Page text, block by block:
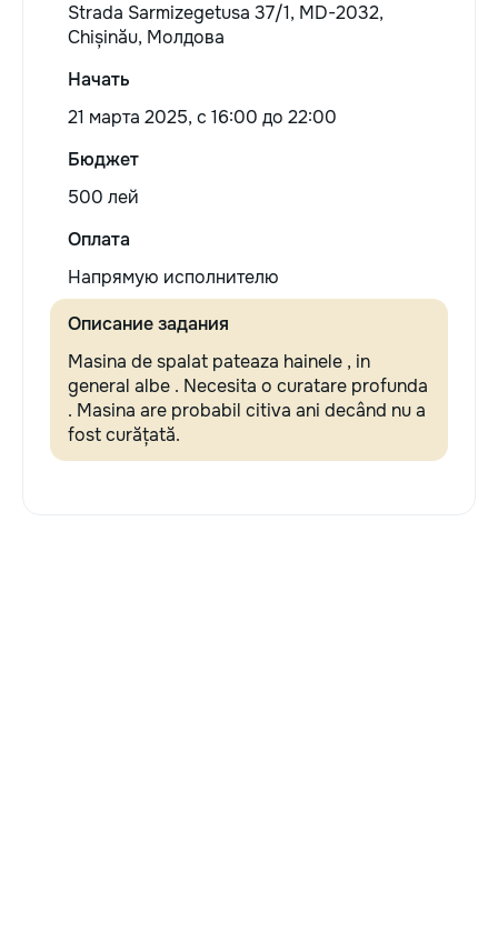
Strada Sarmizegetusa 37/1, MD-2032,
Chișinău, Молдова
Начать
21 марта 2025, c 16:00 до 22:00
Бюджет
500 лей
Оплата
Напрямую исполнителю
Описание задания
Masina de spalat pateaza hainele , in
general albe . Necesita o curatare profunda
. Masina are probabil citiva ani decând nu a
fost curățată.